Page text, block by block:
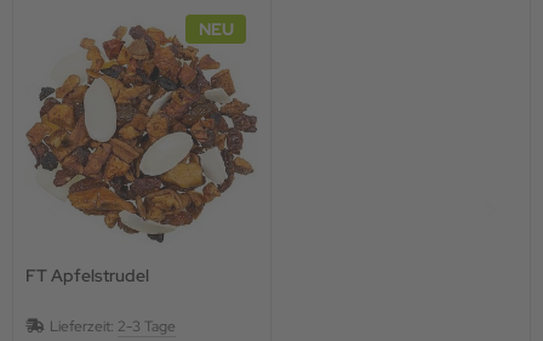
NEU
FT Apfelstrudel
Lieferzeit: 2-3 Tage